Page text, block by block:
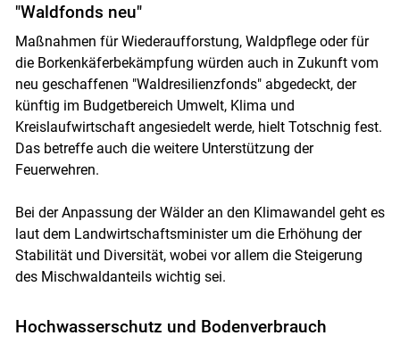
"Waldfonds neu"
Maßnahmen für Wiederaufforstung, Waldpflege oder für
die Borkenkäferbekämpfung würden auch in Zukunft vom
neu geschaffenen "Waldresilienzfonds" abgedeckt, der
künftig im Budgetbereich Umwelt, Klima und
Kreislaufwirtschaft angesiedelt werde, hielt Totschnig fest.
Das betreffe auch die weitere Unterstützung der
Feuerwehren.
Bei der Anpassung der Wälder an den Klimawandel geht es
laut dem Landwirtschaftsminister um die Erhöhung der
Stabilität und Diversität, wobei vor allem die Steigerung
des Mischwaldanteils wichtig sei.
Hochwasserschutz und Bodenverbrauch